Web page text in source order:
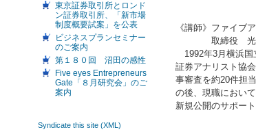
東京証券取引所とロンド
ン証券取引所、「新市場
制度概要試案」を公表
ビジネスプランセミナー
のご案内
第１８０回 沼田の感性
Five eyes Entrepreneurs
Gate「８月研究会」のご
案内
Syndicate this site (XML)
《講師》ファイブ
取締役 光
1992年3月横浜国
証券アナリスト協
事審査を約20件担
の後、現職におい
新規公開のサポー